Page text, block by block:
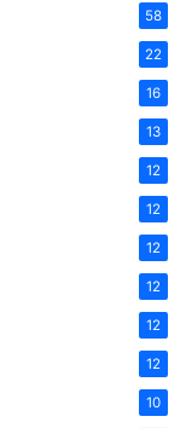
58
22
16
13
12
12
12
12
12
12
10